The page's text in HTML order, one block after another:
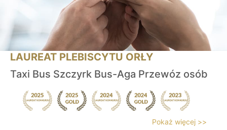
LAUREAT PLEBISCYTU ORŁY
Taxi Bus Szczyrk Bus-Aga Przewóz osób
Pokaż więcej >>